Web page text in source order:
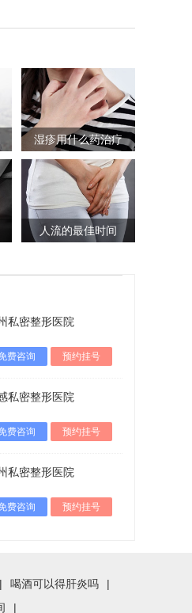
湿疹用什么药治疗
人流的最佳时间
私密整形医院
费咨询 预约挂号
私密整形医院
费咨询 预约挂号
私密整形医院
费咨询 预约挂号
| 喝酒可以得肝炎吗
|
|